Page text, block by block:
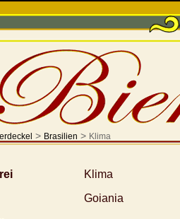
> Brasilien > Klima
Klima
Goiania